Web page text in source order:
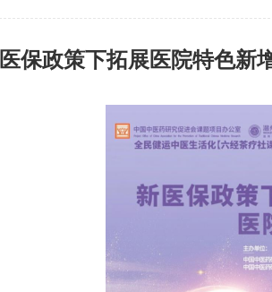
保政策下拓展医院特色新